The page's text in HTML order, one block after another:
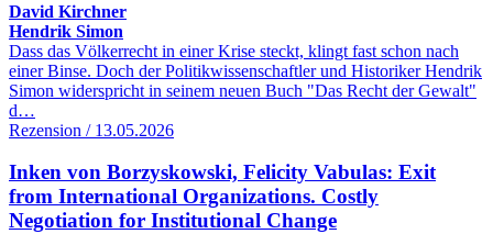
David Kirchner
Hendrik Simon
Dass das Völkerrecht in einer Krise steckt, klingt fast schon nach
einer Binse. Doch der Politikwissenschaftler und Historiker Hendrik
Simon widerspricht in seinem neuen Buch "Das Recht der Gewalt"
d…
Rezension / 13.05.2026
Inken von Borzyskowski, Felicity Vabulas: Exit
from International Organizations. Costly
Negotiation for Institutional Change